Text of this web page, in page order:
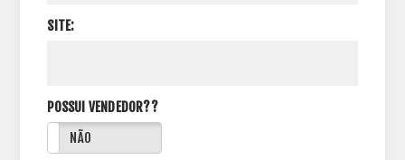
SITE:
POSSUI VENDEDOR??
NÃO